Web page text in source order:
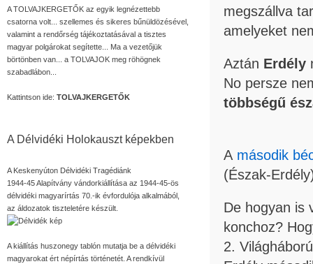
A TOLVAJKERGETŐK az egyik legnézettebb
csatorna volt... szellemes és sikeres bűnüldözésével,
valamint a rendőrség tájékoztatásával a tisztes
magyar polgárokat segítette... Ma a vezetőjük
börtönben van... a TOLVAJOK meg röhögnek
szabadlábon...
Kattintson ide: TOLVAJKERGETŐK
A Délvidéki Holokauszt képekben
A Keskenyúton Délvidéki Tragédiánk
1944-45 Alapítvány vándorkiállítása az 1944-45-ös
délvidéki magyarírtás 70.-ik évfordulója alkalmából,
az áldozatok tiszteletére készült.
A kiállítás huszonegy tablón mutatja be a délvidéki
magyarokat ért népírtás történetét. A rendkívül
megszállva
amelyeket
Aztán Erdély
No persze
többségű
A második
(Észak-
De hogyan is
konchoz?
2.